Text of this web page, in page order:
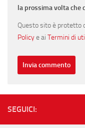
la prossima volta che
Questo sito è protetto
Policye ai Termini di
SEGUICI: